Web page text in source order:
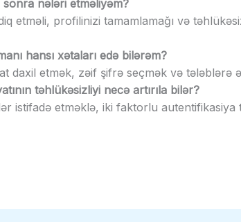
sonra nələri etməliyəm?
etməli, profilinizi tamamlamağı və
hansı xətaları edə bilərəm?
daxil etmək, zəif şifrə seçmək və tələblərə
təhlükəsizliyi necə artırıla bilər?
istifadə etməklə, iki faktorlu